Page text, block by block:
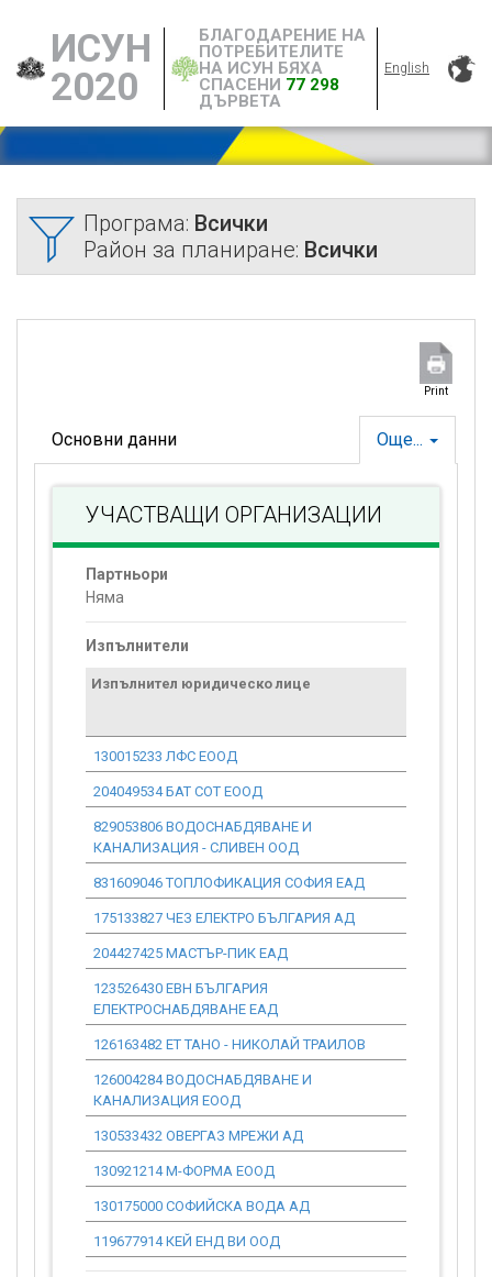
ИСУН
2020
БЛАГОДАРЕНИЕ НА
ПОТРЕБИТЕЛИТЕ
НА ИСУН БЯХА
СПАСЕНИ 77 298
ДЪРВЕТА
English
Програма: Всички
Район за планиране: Всички
Print
Още...
Основни данни
УЧАСТВАЩИ ОРГАНИЗАЦИИ
Партньори
Няма
Изпълнители
Изпълнител юридическо лице
130015233 ЛФС ЕООД
204049534 БАТ СОТ ЕООД
829053806 ВОДОСНАБДЯВАНЕ И
КАНАЛИЗАЦИЯ - СЛИВЕН ООД
831609046 ТОПЛОФИКАЦИЯ СОФИЯ ЕАД
175133827 ЧЕЗ ЕЛЕКТРО БЪЛГАРИЯ АД
204427425 МАСТЪР-ПИК ЕАД
123526430 ЕВН БЪЛГАРИЯ
ЕЛЕКТРОСНАБДЯВАНЕ ЕАД
126163482 ЕТ ТАНО - НИКОЛАЙ ТРАИЛОВ
126004284 ВОДОСНАБДЯВАНЕ И
КАНАЛИЗАЦИЯ ЕООД
130533432 ОВЕРГАЗ МРЕЖИ АД
130921214 М-ФОРМА ЕООД
130175000 СОФИЙСКА ВОДА АД
119677914 КЕЙ ЕНД ВИ ООД